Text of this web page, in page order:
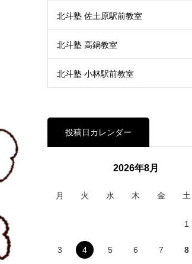
北斗塾 佐土原駅前教室
北斗塾 高鍋教室
北斗塾 小林駅前教室
投稿日カレンダー
2026年8月
月 火 水 木 金 土
1
3 4 5 6 7 8